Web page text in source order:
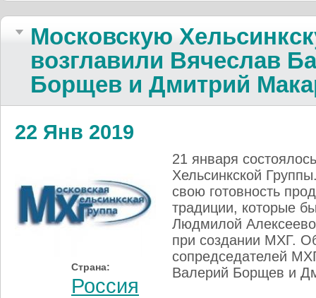
Московскую
возглавили Вячеслав
Борщев и Дмитрий
22 Янв 2019
21 января
Хельсинкской
свою готовность
традиции, которые
Людмилой
при создании МХГ.
сопредседателей
Валерий Борщев и
Страна:
Россия